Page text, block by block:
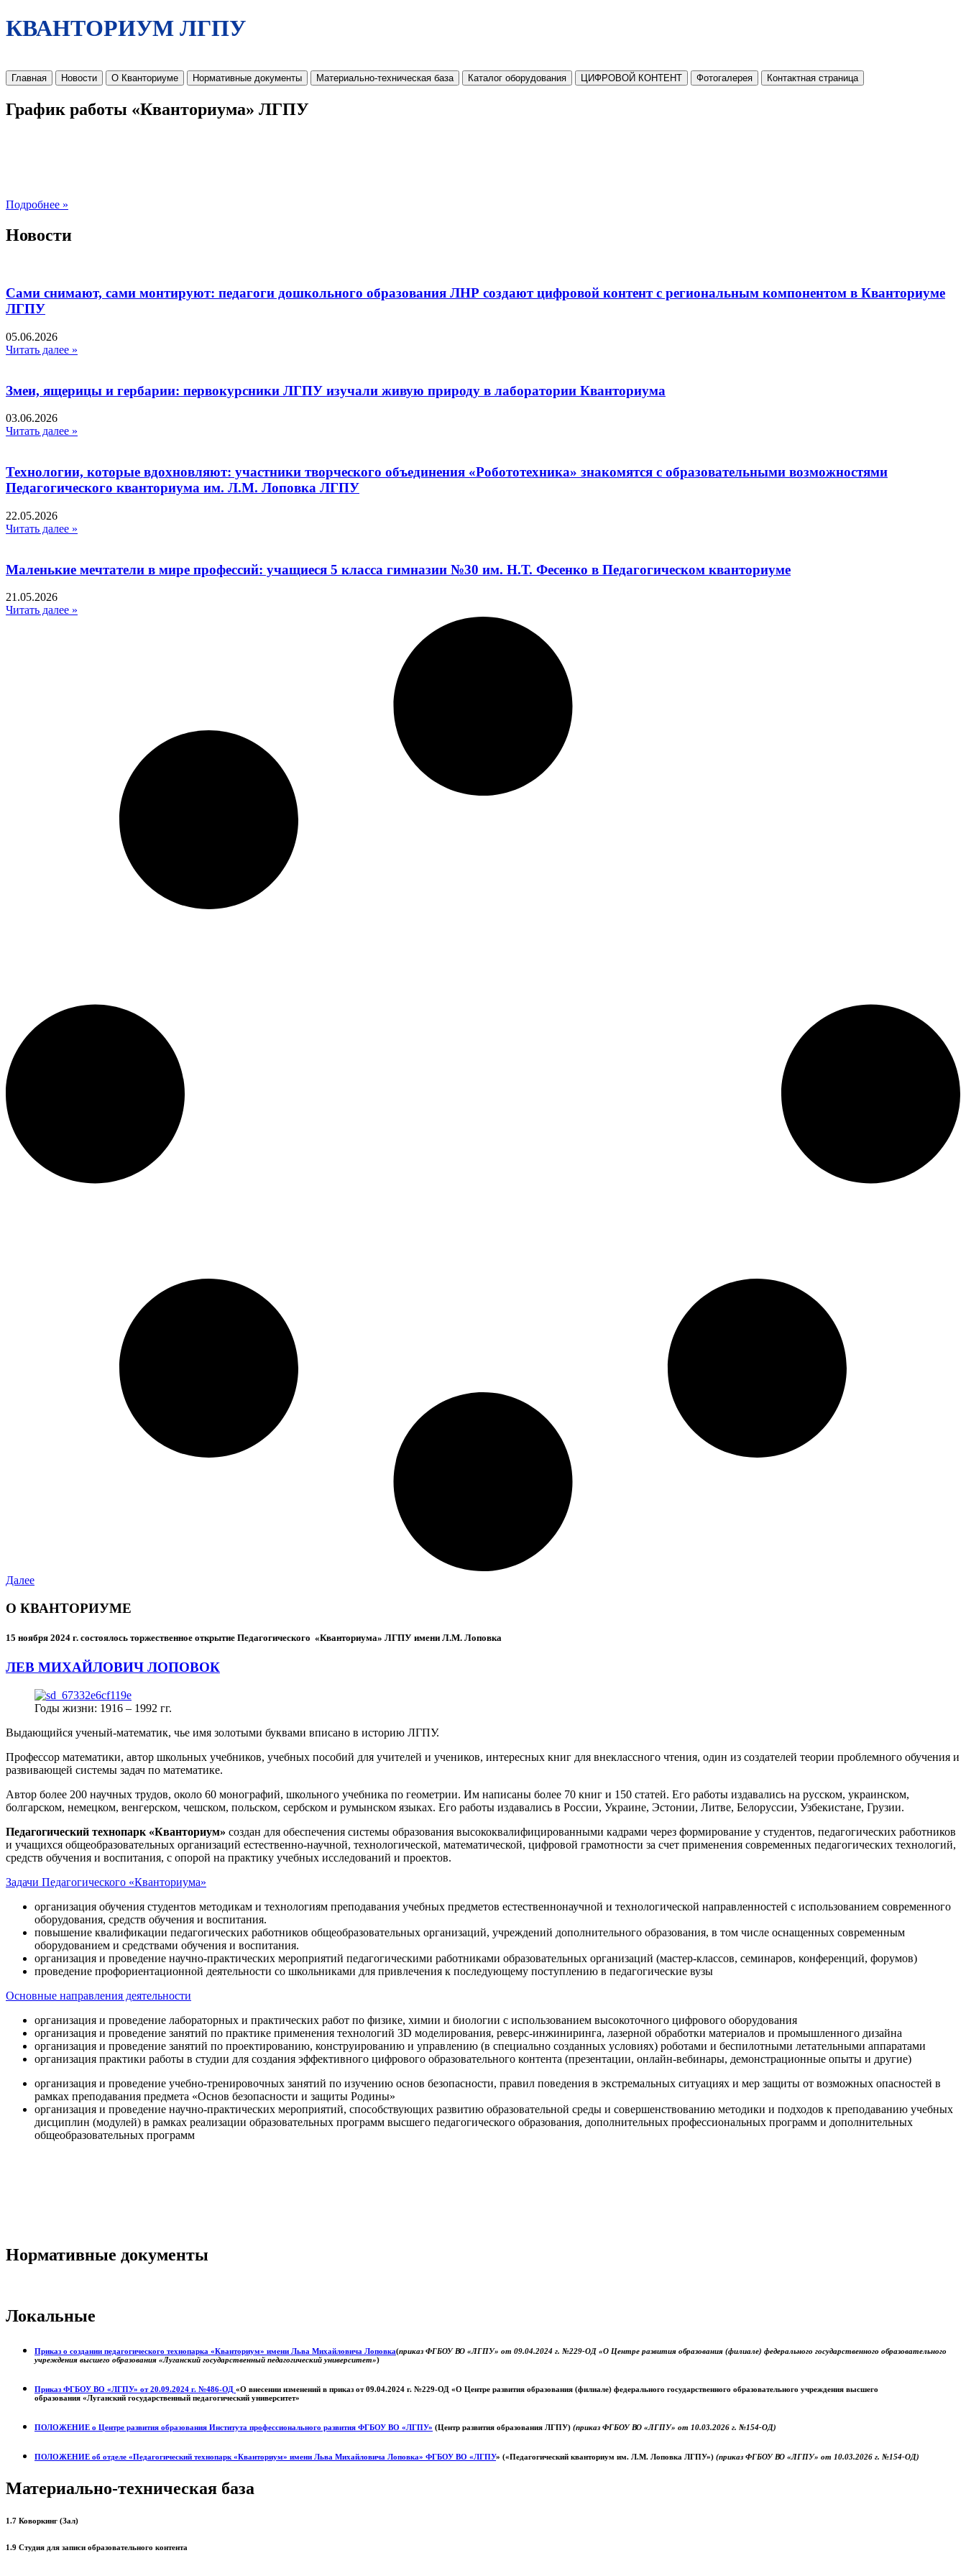
КВАНТОРИУМ ЛГПУ
Главная Новости О Кванториуме Нормативные документы Материально-техническая база Каталог оборудования ЦИФРОВОЙ КОНТЕНТ Фотогалерея Контактная страница
График работы «Кванториума» ЛГПУ
Подробнее »
Новости
Сами снимают, сами монтируют: педагоги дошкольного образования ЛНР создают цифровой контент с региональным компонентом в Кванториуме
ЛГПУ​
05.06.2026
Читать далее »
Змеи, ящерицы и гербарии: первокурсники ЛГПУ изучали живую природу в лаборатории Кванториума
03.06.2026
Читать далее »
Технологии, которые вдохновляют: участники творческого объединения «Робототехника» знакомятся с образовательными возможностями
Педагогического кванториума им. Л.М. Лоповка ЛГПУ
22.05.2026
Читать далее »
Маленькие мечтатели в мире профессий: учащиеся 5 класса гимназии №30 им. Н.Т. Фесенко в Педагогическом кванториуме
21.05.2026
Читать далее »
Далее
О КВАНТОРИУМЕ
15 ноября 2024 г. состоялось торжественное открытие Педагогического «Кванториума» ЛГПУ имени Л.М. Лоповка
ЛЕВ МИХАЙЛОВИЧ ЛОПОВОК
Годы жизни: 1916 – 1992 гг.
Выдающийся ученый-математик, чье имя золотыми буквами вписано в историю ЛГПУ.
Профессор математики, автор школьных учебников, учебных пособий для учителей и учеников, интересных книг для внеклассного чтения, один из создателей теории проблемного обучения и
развивающей системы задач по математике.
Автор более 200 научных трудов, около 60 монографий, школьного учебника по геометрии. Им написаны более 70 книг и 150 статей. Его работы издавались на русском, украинском,
болгарском, немецком, венгерском, чешском, польском, сербском и румынском языках. Его работы издавались в России, Украине, Эстонии, Литве, Белоруссии, Узбекистане, Грузии.
Педагогический технопарк «Кванториум» создан для обеспечения системы образования высококвалифицированными кадрами через формирование у студентов, педагогических работников
и учащихся общеобразовательных организаций естественно-научной, технологической, математической, цифровой грамотности за счет применения современных педагогических технологий,
средств обучения и воспитания, с опорой на практику учебных исследований и проектов.
Задачи Педагогического «Кванториума»
организация обучения студентов методикам и технологиям преподавания учебных предметов естественнонаучной и технологической направленностей с использованием современного
оборудования, средств обучения и воспитания.
повышение квалификации педагогических работников общеобразовательных организаций, учреждений дополнительного образования, в том числе оснащенных современным
оборудованием и средствами обучения и воспитания.
организация и проведение научно-практических мероприятий педагогическими работниками образовательных организаций (мастер-классов, семинаров, конференций, форумов)
проведение профориентационной деятельности со школьниками для привлечения к последующему поступлению в педагогические вузы
Основные направления деятельности
организация и проведение лабораторных и практических работ по физике, химии и биологии с использованием высокоточного цифрового оборудования
организация и проведение занятий по практике применения технологий 3D моделирования, реверс-инжиниринга, лазерной обработки материалов и промышленного дизайна
организация и проведение занятий по проектированию, конструированию и управлению (в специально созданных условиях) роботами и беспилотными летательными аппаратами
организация практики работы в студии для создания эффективного цифрового образовательного контента (презентации, онлайн-вебинары, демонстрационные опыты и другие)
организация и проведение учебно-тренировочных занятий по изучению основ безопасности, правил поведения в экстремальных ситуациях и мер защиты от возможных опасностей в
рамках преподавания предмета «Основ безопасности и защиты Родины»
организация и проведение научно-практических мероприятий, способствующих развитию образовательной среды и совершенствованию методики и подходов к преподаванию учебных
дисциплин (модулей) в рамках реализации образовательных программ высшего педагогического образования, дополнительных профессиональных программ и дополнительных
общеобразовательных программ
Нормативные документы
Локальные
Приказ о создании педагогического технопарка «Кванториум» имени Льва Михайловича Лоповка(приказ ФГБОУ ВО «ЛГПУ» от 09.04.2024 г. №229-ОД «О Центре развития образования (филиале) федерального государственного образовательного
учреждения высшего образования «Луганский государственный педагогический университет»)
Приказ ФГБОУ ВО «ЛГПУ» от 20.09.2024 г. №486-ОД «О внесении изменений в приказ от 09.04.2024 г. №229-ОД «О Центре развития образования (филиале) федерального государственного образовательного учреждения высшего
образования «Луганский государственный педагогический университет»
ПОЛОЖЕНИЕ о Центре развития образования Института профессионального развития ФГБОУ ВО «ЛГПУ» (Центр развития образования ЛГПУ) (приказ ФГБОУ ВО «ЛГПУ» от 10.03.2026 г. №154-ОД)
ПОЛОЖЕНИЕ об отделе «Педагогический технопарк «Кванториум» имени Льва Михайловича Лоповка» ФГБОУ ВО «ЛГПУ» («Педагогический кванториум им. Л.М. Лоповка ЛГПУ») (приказ ФГБОУ ВО «ЛГПУ» от 10.03.2026 г. №154-ОД)
Материально-техническая база
1.7 Коворкинг (Зал)
1.9 Студия для записи образовательного контента